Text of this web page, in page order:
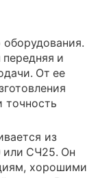
и
От ее
точность
из
или СЧ25. Он
хорошими